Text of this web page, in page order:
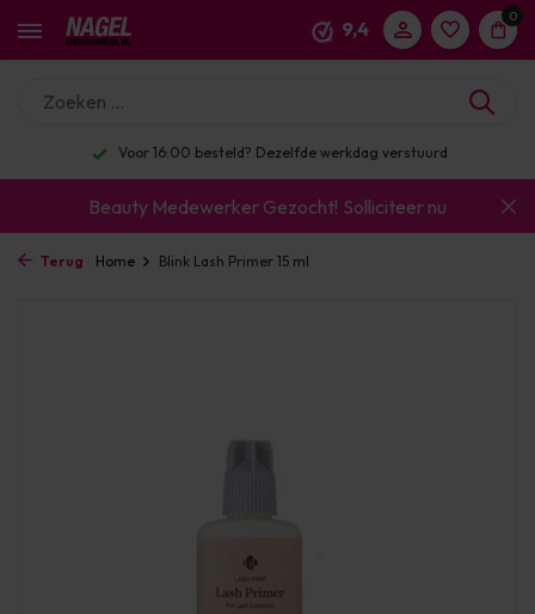
9,4
0
Voor 16:00 besteld? Dezelfde werkdag verstuurd
Beauty Medewerker Gezocht! Solliciteer nu
Terug Home Blink Lash Primer 15 ml